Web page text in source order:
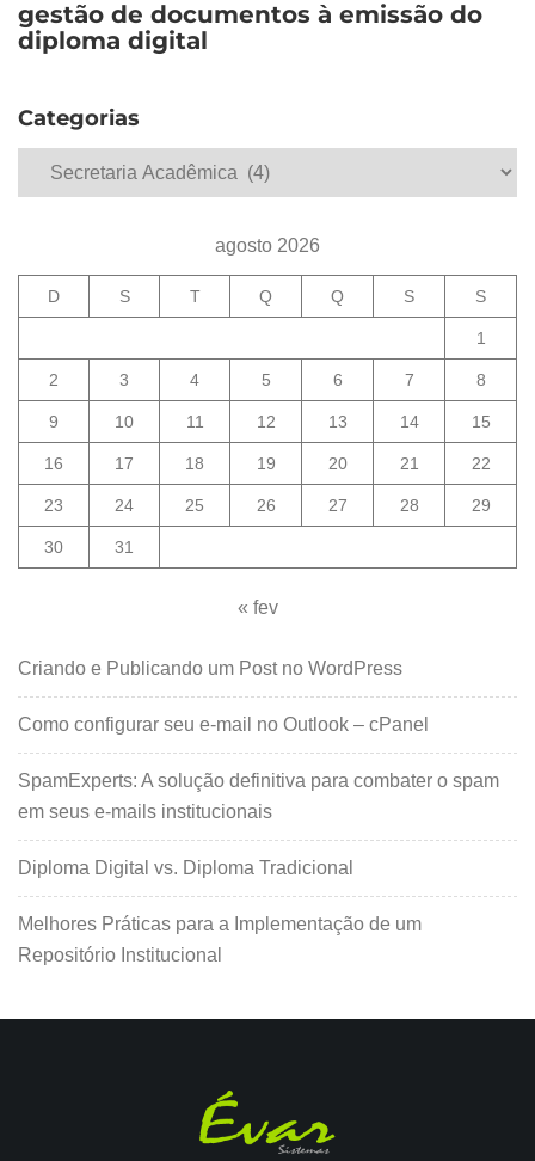
gestão de documentos à emissão do
diploma digital
Categorias
Categorias
agosto 2026
D S T Q Q S S
1
2 3 4 5 6 7 8
9 10 11 12 13 14 15
16 17 18 19 20 21 22
23 24 25 26 27 28 29
30 31
« fev
Criando e Publicando um Post no WordPress
Como configurar seu e-mail no Outlook – cPanel
SpamExperts: A solução definitiva para combater o spam
em seus e-mails institucionais
Diploma Digital vs. Diploma Tradicional
Melhores Práticas para a Implementação de um
Repositório Institucional